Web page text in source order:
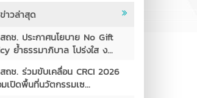
ข่าวล่าสุด
สถช. ประกาศนโยบาย No Gift
ย้ำธรรมาภิบาล โปร่งใส ง...
สถช. ร่วมขับเคลื่อน CRCI 2026
เปิดพื้นที่นวัตกรรมเซ...